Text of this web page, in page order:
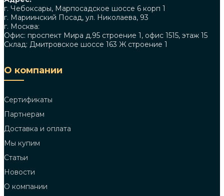
г. Чебоксары, Марпосадское шоссе 6 корп 1
г. Мариинский Посад, ул. Николаева, 93
г. Москва:
Офис: проспект Мира д.95 строение 1, офис 1515, этаж 15
Склад: Дмитровское шоссе 163 Ж строение 1
О компании
Сертификаты
Партнерам
Доставка и оплата
Мы купим
Статьи
Новости
О компании